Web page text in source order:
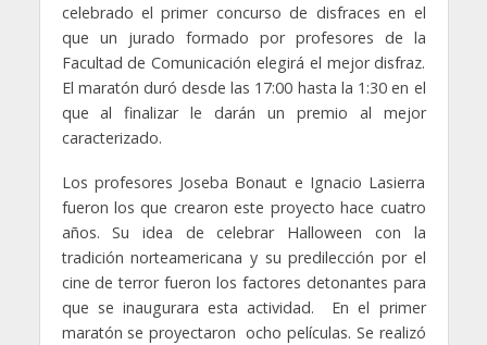
celebrado el primer concurso de disfraces en el
que un jurado formado por profesores de la
Facultad de Comunicación elegirá el mejor disfraz.
El maratón duró desde las 17:00 hasta la 1:30 en el
que al finalizar le darán un premio al mejor
caracterizado.
Los profesores Joseba Bonaut e Ignacio Lasierra
fueron los que crearon este proyecto hace cuatro
años. Su idea de celebrar Halloween con la
tradición norteamericana y su predilección por el
cine de terror fueron los factores detonantes para
que se inaugurara esta actividad. En el primer
maratón se proyectaron ocho películas. Se realizó